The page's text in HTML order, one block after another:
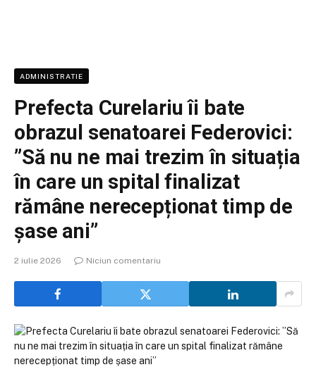
ADMINISTRATIE
Prefecta Curelariu îi bate
obrazul senatoarei Federovici:
”Să nu ne mai trezim în situația
în care un spital finalizat
rămâne nerecepționat timp de
șase ani”
2 iulie 2026 Niciun comentariu